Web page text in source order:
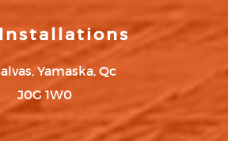
Yamaska, Qc
J0G 1W0